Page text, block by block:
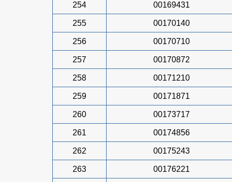
254 00169431
255 00170140
256 00170710
257 00170872
258 00171210
259 00171871
260 00173717
261 00174856
262 00175243
263 00176221